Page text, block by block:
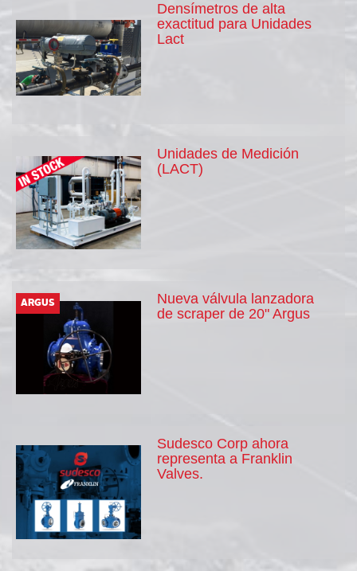
Densímetros de alta
exactitud para Unidades
Lact
Unidades de Medición
(LACT)
ARGUS
Nueva válvula lanzadora
de scraper de 20" Argus
Sudesco Corp ahora
representa a Franklin
Valves.